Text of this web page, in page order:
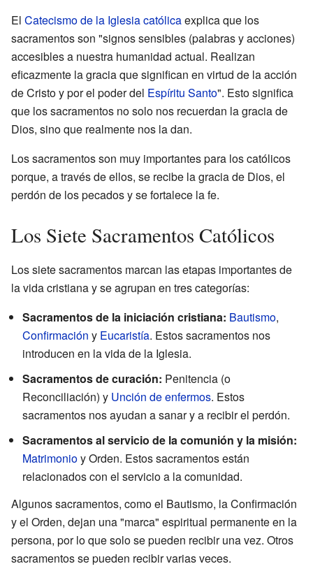
El Catecismo de la Iglesia católicaexplica que los
sacramentos son "signos sensibles (palabras y acciones)
accesibles a nuestra humanidad actual. Realizan
eficazmente la gracia que significan en virtud de la acción
de Cristo y por el poder del Espíritu Santo". Esto significa
que los sacramentos no solo nos recuerdan la gracia de
Dios, sino que realmente nos la dan.
Los sacramentos son muy importantes para los católicos
porque, a través de ellos, se recibe la gracia de Dios, el
perdón de los pecados y se fortalece la fe.
Los Siete Sacramentos Católicos
Los siete sacramentos marcan las etapas importantes de
la vida cristiana y se agrupan en tres categorías:
Sacramentos de la iniciación cristiana: Bautismo,
Confirmación y Eucaristía. Estos sacramentos nos
introducen en la vida de la Iglesia.
Sacramentos de curación: Penitencia (o
Reconciliación) y Unción de enfermos. Estos
sacramentos nos ayudan a sanar y a recibir el perdón.
Sacramentos al servicio de la comunión y la misión:
Matrimonioy Orden. Estos sacramentos están
relacionados con el servicio a la comunidad.
Algunos sacramentos, como el Bautismo, la Confirmación
y el Orden, dejan una "marca" espiritual permanente en la
persona, por lo que solo se pueden recibir una vez. Otros
sacramentos se pueden recibir varias veces.